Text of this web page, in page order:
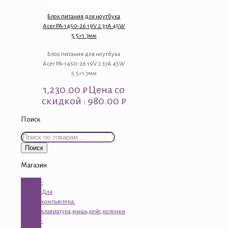
Блок питания для ноутбука
Acer PA-1450-26 19V 2.37A 45W
5.5×1.7мм
Блок питания для ноутбука
Acer PA-1450-26 19V 2.37A 45W
5.5×1.7мм
1,230.00₽Цена со
скидкой : 980.00 ₽
Поиск
Искать:
Поиск
Магазин
-
Для
компьютера:
клавиатура,мышь,кейс,колонки
-